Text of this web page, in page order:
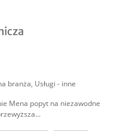
branża, Usługi - inne
Mena popyt na niezawodne